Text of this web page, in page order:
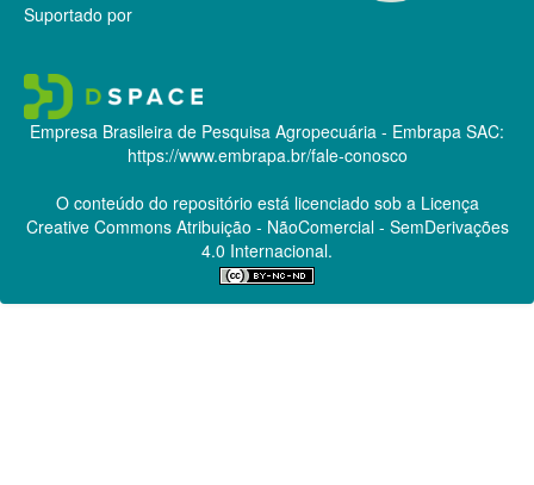
Suportado por
Empresa Brasileira de Pesquisa Agropecuária - Embrapa SAC:
https://www.embrapa.br/fale-conosco
O conteúdo do repositório está licenciado sob a Licença
Creative CommonsAtribuição - NãoComercial - SemDerivações
4.0 Internacional.